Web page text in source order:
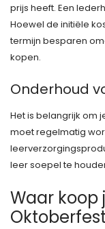
prijs heeft. Een
Hoewel de initiële
termijn besparen
kopen.
Onderhoud
Het is belangrijk om
moet regelmatig
leer soepel te
Waar koop